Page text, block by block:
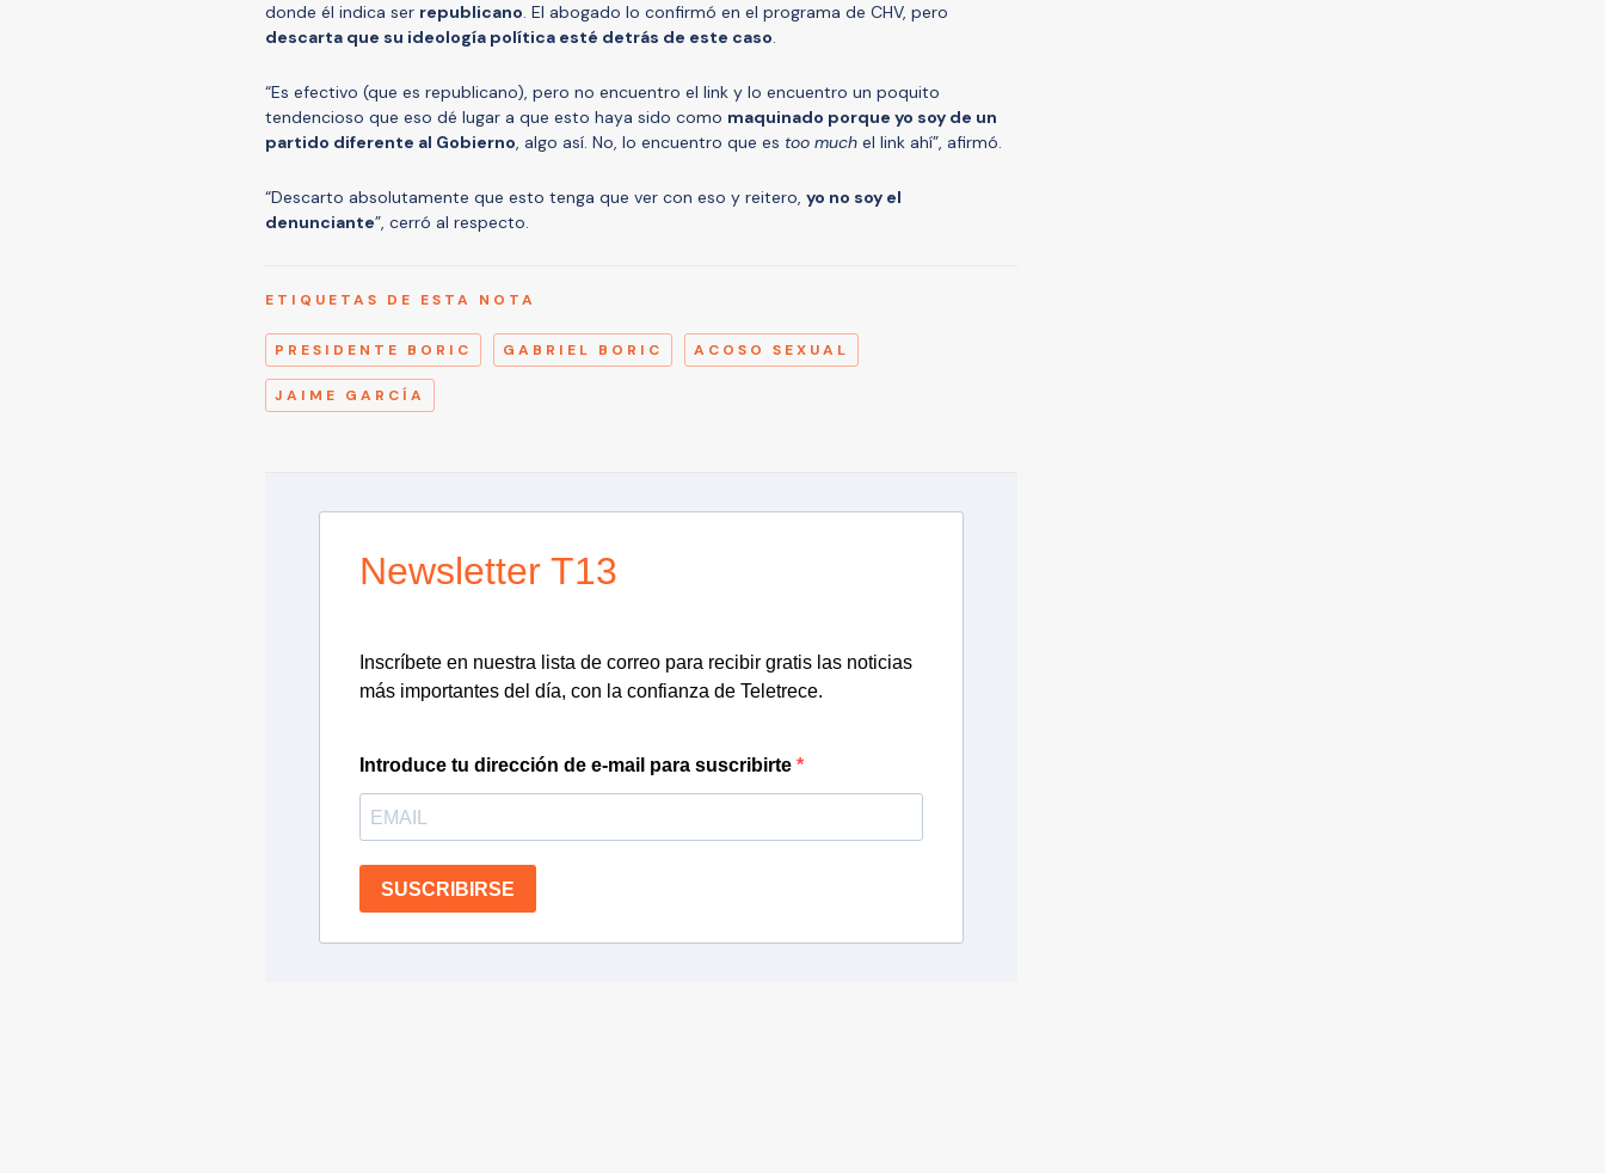
donde él indica ser republicano. El abogado lo confirmó en el programa de CHV, pero
descarta que su ideología política esté detrás de este caso.
“Es efectivo (que es republicano), pero no encuentro el link y lo encuentro un poquito
tendencioso que eso dé lugar a que esto haya sido como maquinado porque yo soy de un
partido diferente al Gobierno, algo así. No, lo encuentro que es too much el link ahí”, afirmó.
“Descarto absolutamente que esto tenga que ver con eso y reitero, yo no soy el
denunciante”, cerró al respecto.
ETIQUETAS DE ESTA NOTA
PRESIDENTE BORIC GABRIEL BORIC ACOSO SEXUAL
JAIME GARCÍA
Newsletter T13
Inscríbete en nuestra lista de correo para recibir gratis las noticias
más importantes del día, con la confianza de Teletrece.
Introduce tu dirección de e-mail para suscribirte
SUSCRIBIRSE